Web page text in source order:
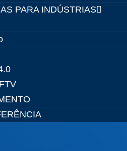
PARA INDÚSTRIAS